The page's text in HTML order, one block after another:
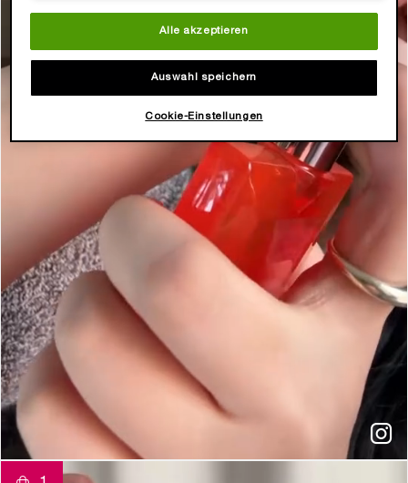
t o I e
Alle akzeptieren
Auswahl speichern
Cookie-Einstellungen